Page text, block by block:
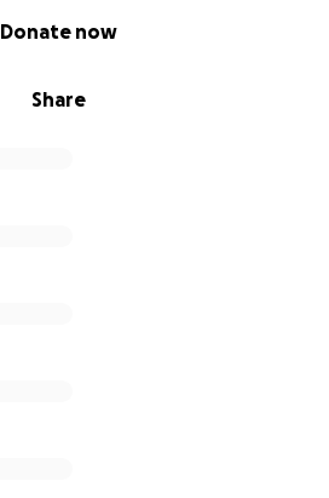
Share
Donate now